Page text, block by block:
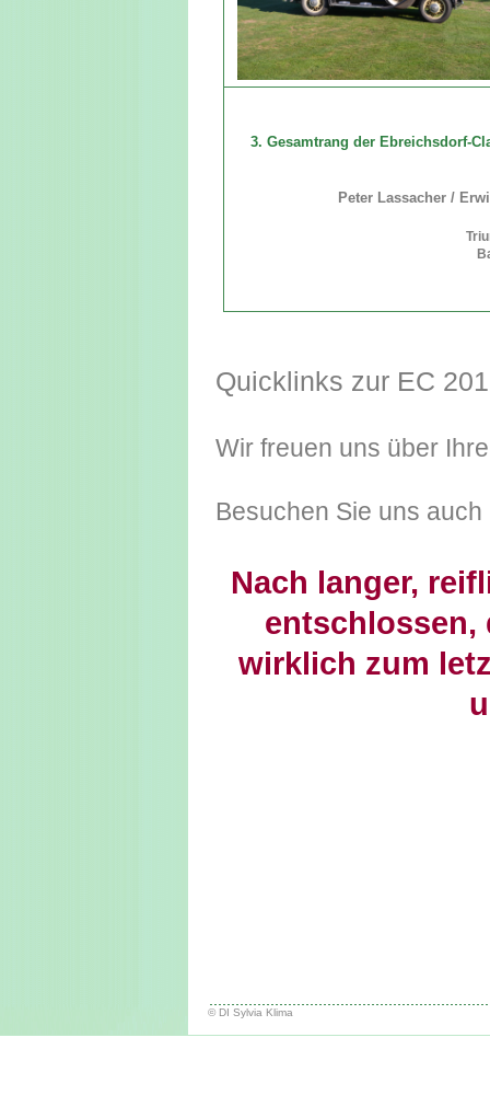
3. Gesamtrang der Ebreichsdorf-
Peter Lassacher /
Quicklinks zur EC
Wir freuen uns über
Besuchen Sie uns
Nach langer,
entschlossen,
wirklich zum
© DI Sylvia Klima